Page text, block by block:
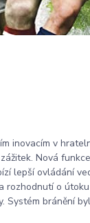
inovacím v
Nová
lepší ovládání
rozhodnutí o
Systém bránění